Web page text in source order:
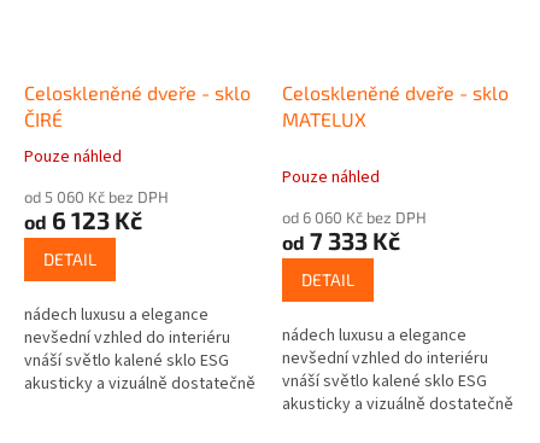
Celoskleněné dveře - sklo
ČIRÉ
Průměrné
produktu
je
hvězdiček.
Pouze náhled
od 5 060 Kč bez DPH
od 6 123 Kč
DETAIL
nádech luxusu a elegance
nevšední vzhled do interiéru
vnáší světlo kalené sklo ESG
akusticky a vizuálně dostatečně
Celoskleněné dveře - sklo
MATELUX
Pouze náhled
od 6 060 Kč bez DPH
od 7 333 Kč
DETAIL
nádech luxusu a elegance
nevšední vzhled do interiéru
vnáší světlo kalené sklo ESG
akusticky a vizuálně dostatečně